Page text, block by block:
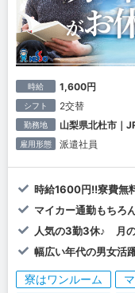
時給 1,600円
シフト 2交替
勤務地 山梨県北杜市｜
雇用形態 派遣社員
時給1600円!!寮費無
マイカー通勤もちろ
人気の3勤3休♪ 月
幅広い年代の男女活
寮はワンルーム